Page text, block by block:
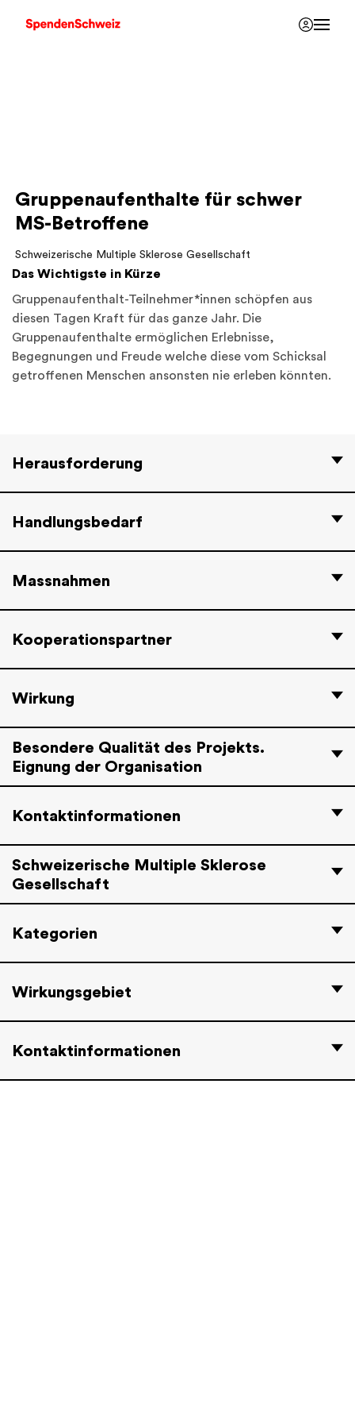
Gruppenaufenthalte für schwer
MS-Betroffene
Schweizerische Multiple Sklerose Gesellschaft
Das Wichtigste in Kürze
Gruppenaufenthalt-Teilnehmer*innen schöpfen aus
diesen Tagen Kraft für das ganze Jahr. Die
Gruppenaufenthalte ermöglichen Erlebnisse,
Begegnungen und Freude welche diese vom Schicksal
getroffenen Menschen ansonsten nie erleben könnten.
Herausforderung
Handlungsbedarf
Massnahmen
Kooperationspartner
Wirkung
Besondere Qualität des Projekts.
Eignung der Organisation
Kontaktinformationen
Schweizerische Multiple Sklerose
Gesellschaft
Kategorien
Wirkungsgebiet
Kontaktinformationen